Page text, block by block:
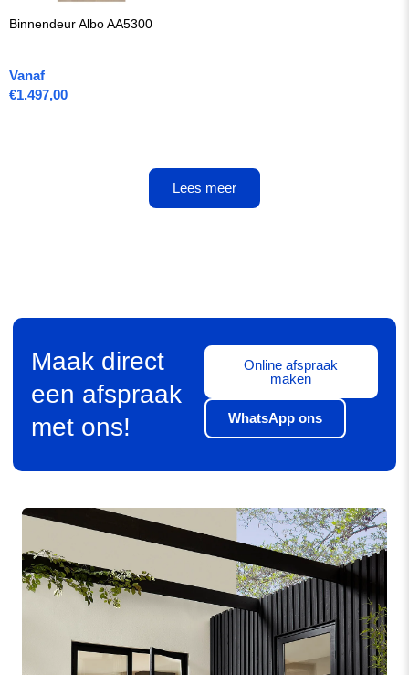
Binnendeur Albo AA5300
Vanaf
€1.497,00
Lees meer
Maak direct
een afspraak
met ons!
Online afspraak
maken
WhatsApp ons